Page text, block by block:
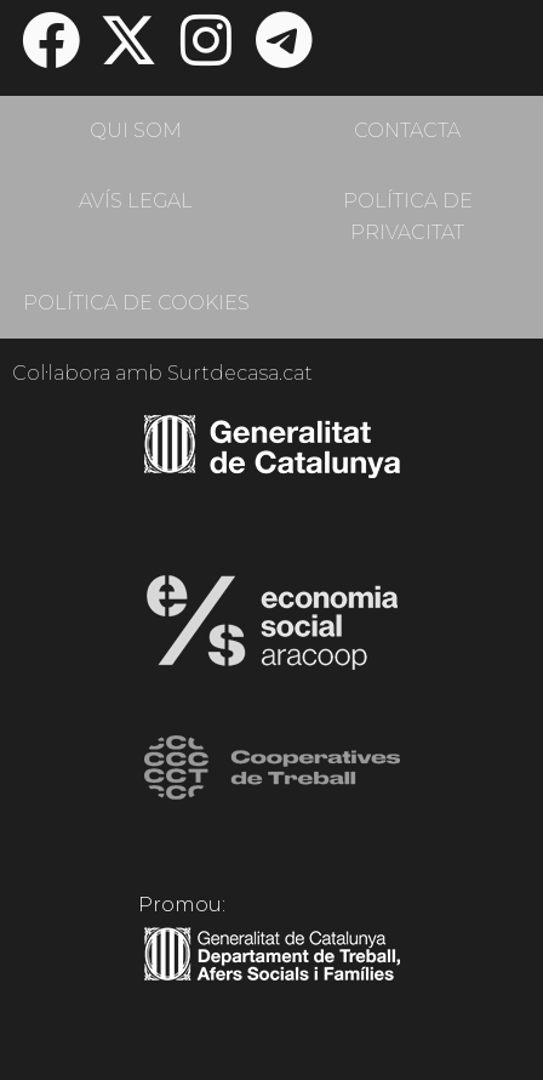
QUI SOM CONTACTA
AVÍS LEGAL
POLÍTICA DE
PRIVACITAT
POLÍTICA DE COOKIES
Col·labora amb Surtdecasa.cat
Promou: